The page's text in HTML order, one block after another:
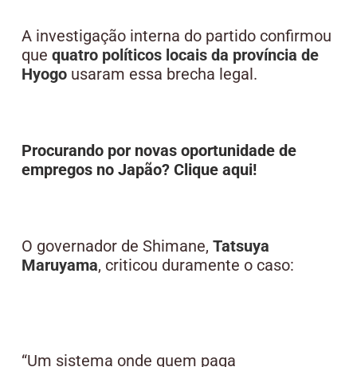
A investigação interna do partido confirmou
que quatro políticos locais da província de
Hyogousaram essa brecha legal.
Procurando por novas oportunidade de
empregos no Japão? Clique aqui!
O governador de Shimane, Tatsuya
Maruyama, criticou duramente o caso:
“Um sistema onde quem paga